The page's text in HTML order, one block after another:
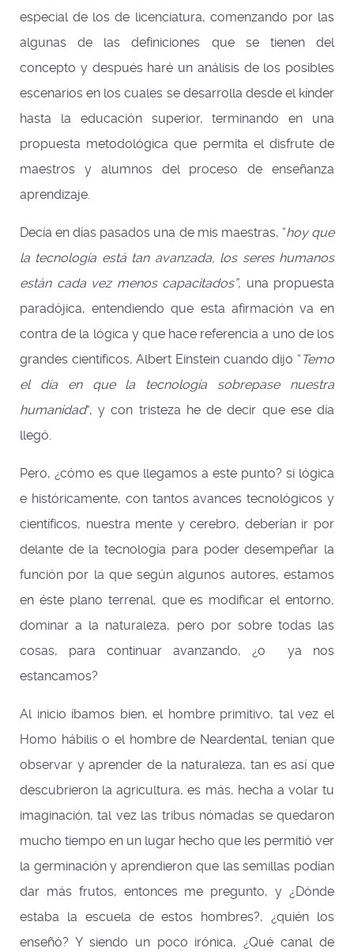
especial de los de licenciatura, comenzando por las
algunas de las definiciones que se tienen del
concepto y después haré un análisis de los posibles
escenarios en los cuales se desarrolla desde el kínder
hasta la educación superior, terminando en una
propuesta metodológica que permita el disfrute de
maestros y alumnos del proceso de enseñanza
aprendizaje.
Decía en días pasados una de mis maestras, “hoy que
la tecnología está tan avanzada, los seres humanos
están cada vez menos capacitados”, una propuesta
paradójica, entendiendo que esta afirmación va en
contra de la lógica y que hace referencia a uno de los
grandes científicos, Albert Einstein cuando dijo “ Temo
el día en que la tecnología sobrepase nuestra
humanidad”, y con tristeza he de decir que ese día
llegó.
Pero, ¿cómo es que llegamos a este punto? si lógica
e históricamente, con tantos avances tecnológicos y
científicos, nuestra mente y cerebro, deberían ir por
delante de la tecnología para poder desempeñar la
función por la que según algunos autores, estamos
en éste plano terrenal, que es modificar el entorno,
dominar a la naturaleza, pero por sobre todas las
cosas, para continuar avanzando, ¿o ya nos
estancamos?
Al inicio íbamos bien, el hombre primitivo, tal vez el
Homo hábilis o el hombre de Neardental, tenían que
observar y aprender de la naturaleza, tan es así que
descubrieron la agricultura, es más, hecha a volar tu
imaginación, tal vez las tribus nómadas se quedaron
mucho tiempo en un lugar hecho que les permitió ver
la germinación y aprendieron que las semillas podían
dar más frutos, entonces me pregunto, y ¿Dónde
estaba la escuela de estos hombres?, ¿quién los
enseñó? Y siendo un poco irónica, ¿Qué canal de